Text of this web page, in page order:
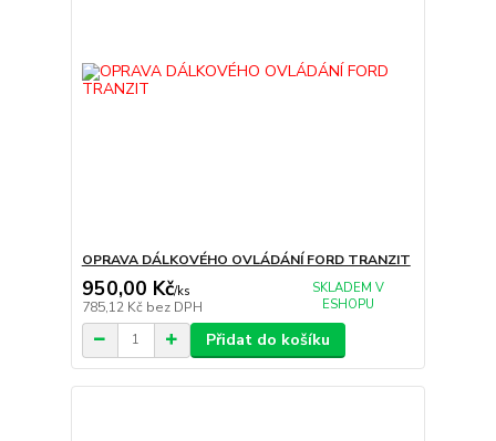
OPRAVA DÁLKOVÉHO OVLÁDÁNÍ FORD TRANZIT
950,00 Kč/ks
785,12 Kč bez DPH
SKLADEM V
ESHOPU
Přidat do košíku